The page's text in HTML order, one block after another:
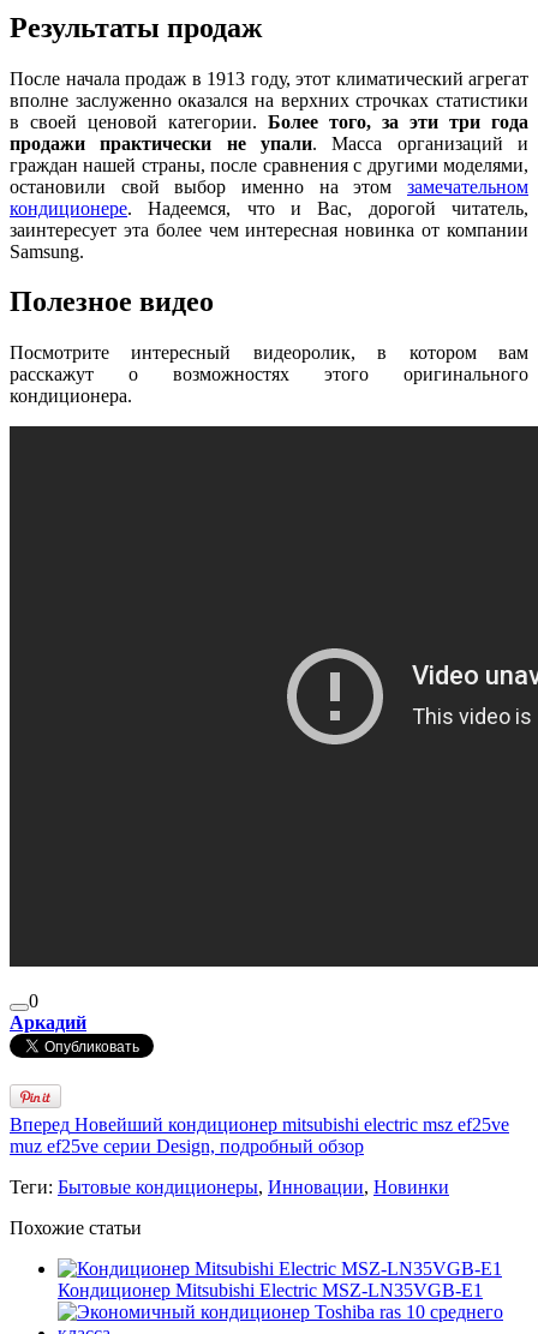
Результаты продаж
После начала продаж в 1913 году, этот климатический агрегат
вполне заслуженно оказался на верхних строчках статистики
в своей ценовой категории. Более того, за эти три года
продажи практически не упали. Масса организаций и
граждан нашей страны, после сравнения с другими моделями,
остановили свой выбор именно на этом замечательном
кондиционере. Надеемся, что и Вас, дорогой читатель,
заинтересует эта более чем интересная новинка от компании
Samsung.
Полезное видео
Посмотрите интересный видеоролик, в котором вам
расскажут о возможностях этого оригинального
кондиционера.
0
Аркадий
Вперед Новейший кондиционер mitsubishi electric msz ef25ve
muz ef25ve серии Design, подробный обзор
Теги: Бытовые кондиционеры, Инновации, Новинки
Похожие статьи
Кондиционер Mitsubishi Electric MSZ-LN35VGB-E1